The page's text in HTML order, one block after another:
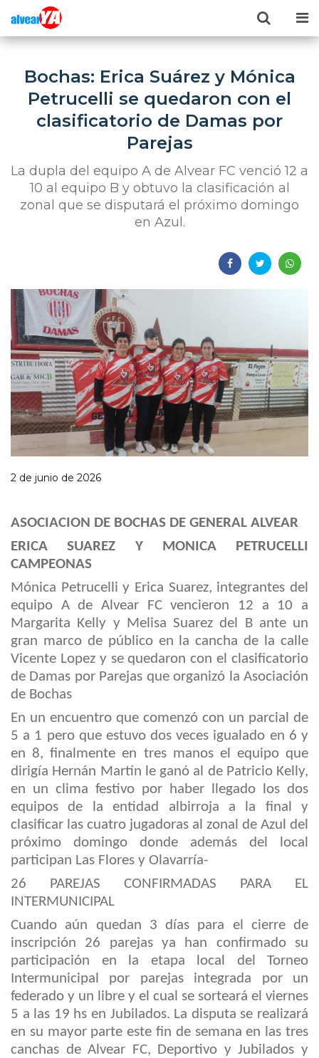
Bochas: Erica Suárez y Mónica
Petrucelli se quedaron con el
clasificatorio de Damas por
Parejas
La dupla del equipo A de Alvear FC venció 12 a
10 al equipo B y obtuvo la clasificación al
zonal que se disputará el próximo domingo
en Azul.
2 de junio de 2026
ASOCIACION DE BOCHAS DE GENERAL ALVEAR
ERICA SUAREZ Y MONICA PETRUCELLI
CAMPEONAS
Mónica Petrucelli y Erica Suarez, integrantes del
equipo A de Alvear FC vencieron 12 a 10 a
Margarita Kelly y Melisa Suarez del B ante un
gran marco de público en la cancha de la calle
Vicente Lopezy se quedaron con el clasificatorio
de Damas por Parejas que organizó la Asociación
de Bochas
En un encuentro que comenzó con un parcial de
5 a 1 pero que estuvo dos veces igualado en 6 y
en 8, finalmente en tres manos el equipo que
dirigía Hernán Martín le ganó al de Patricio Kelly,
en un clima festivo por haber llegado los dos
equipos de la entidad albirroja a la final y
clasificar las cuatro jugadoras al zonal de Azul del
próximo domingo donde además del local
participan Las Flores y Olavarría-
26 PAREJAS CONFIRMADAS PARA EL
INTERMUNICIPAL
Cuando aún quedan 3 días para el cierre de
inscripción 26 parejas ya han confirmado su
participación en la etapa local del Torneo
Intermunicipal por parejas integrada por un
federado y un libre y el cual se sorteará el viernes
5 a las 19 hs en Jubilados. La disputa se realizará
en su mayor parte este fin de semana en las tres
canchas de Alvear FC, Deportivo y Jubilados y